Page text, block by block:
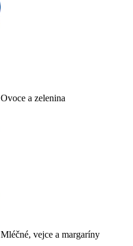
Ovoce a zelenina
Mléčné, vejce a margaríny